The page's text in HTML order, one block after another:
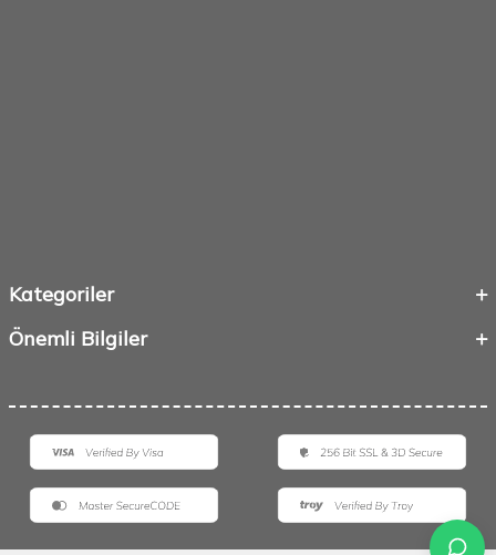
Kategoriler
Önemli Bilgiler